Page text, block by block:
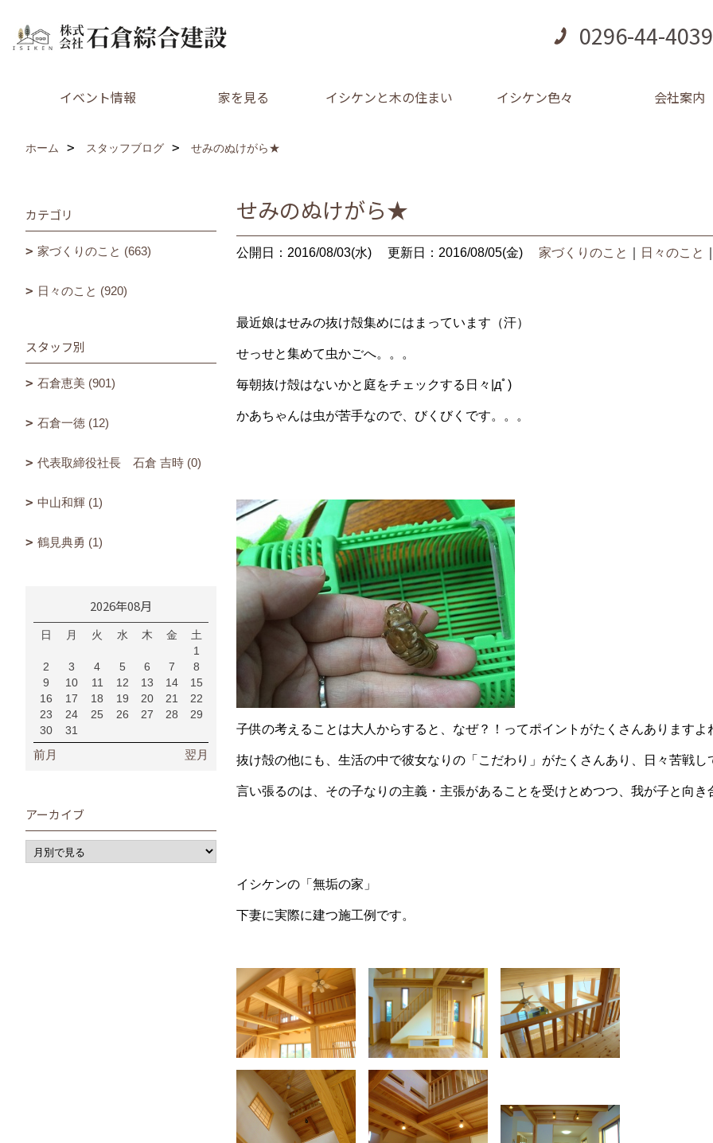
0296-44-4039
イベント情報 家を見る イシケンと木の住まい イシケン色々 会社案内
ホーム スタッフブログ せみのぬけがら★
せみのぬけがら★
公開日：2016/08/03(水) 更新日：2016/08/05(金) 家づくりのこと 日々のこと
最近娘はせみの抜け殻集めにはまっています（汗）
せっせと集めて虫かごへ。。。
毎朝抜け殻はないかと庭をチェックする日々|дﾟ)
かあちゃんは虫が苦手なので、びくびくです。。。
子供の考えることは大人からすると、なぜ？！ってポイントがたくさんありますよ
抜け殻の他にも、生活の中で彼女なりの「こだわり」がたくさんあり、日々苦戦し
言い張るのは、その子なりの主義・主張があることを受けとめつつ、我が子と向
イシケンの「無垢の家」
下妻に実際に建つ施工例です。
カテゴリ
家づくりのこと (663)
日々のこと (920)
スタッフ別
石倉恵美 (901)
石倉一徳 (12)
代表取締役社長 石倉 吉時 (0)
中山和輝 (1)
鶴見典勇 (1)
2026年08月
日 月 火 水 木 金
土
1
2
3 4 5 6 7
8
9
10 11 12 13 14
15
16
17 18 19 20 21
22
23
24 25 26 27 28
29
30
31
前月 翌月
アーカイブ